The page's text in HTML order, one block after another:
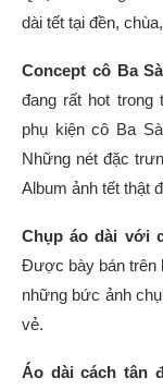
dài tết tại đền,
Concept cô Ba
đang rất hot trong
phụ kiện cô Ba
Những nét đặc
Album ảnh tết thật
Chụp áo dài với
Được bày bán trên
những bức ảnh
vẻ.
Áo dài cách tân